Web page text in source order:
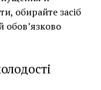
обирайте засіб
обов’язково